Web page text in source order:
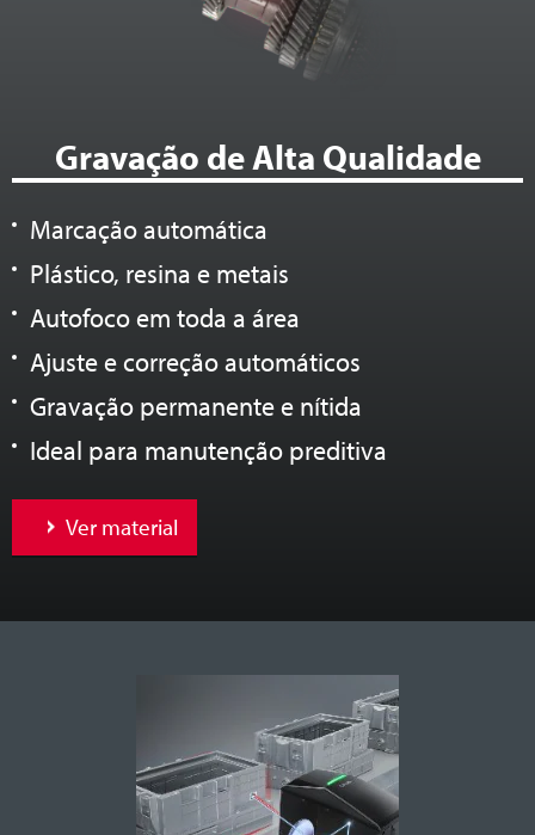
Gravação de Alta Qualidade
Marcação automática
Plástico, resina e metais
Autofoco em toda a área
Ajuste e correção automáticos
Gravação permanente e nítida
Ideal para manutenção preditiva
Ver material